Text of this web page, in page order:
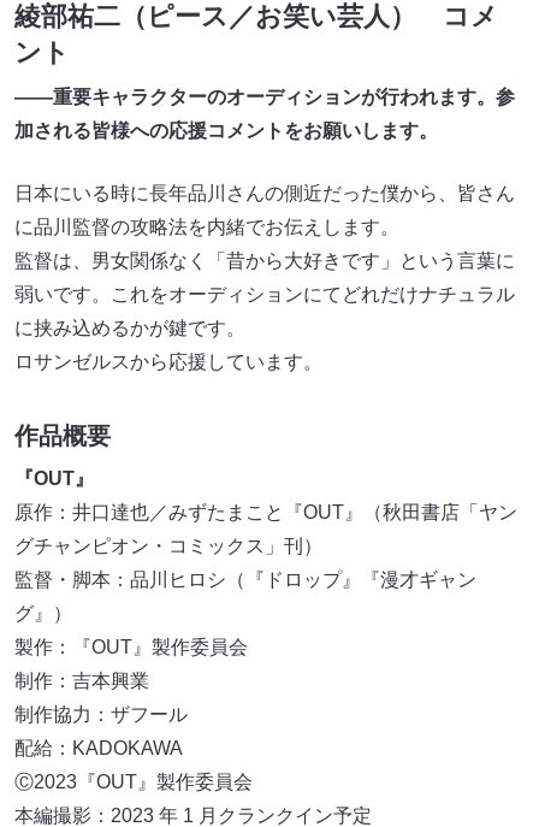
綾部祐二（ピース／お笑い芸人） コメ
ント
――重要キャラクターのオーディションが行われます。参
加される皆様への応援コメントをお願いします。
日本にいる時に長年品川さんの側近だった僕から、皆さん
に品川監督の攻略法を内緒でお伝えします。
監督は、男女関係なく「昔から大好きです」という言葉に
弱いです。これをオーディションにてどれだけナチュラル
に挟み込めるかが鍵です。
ロサンゼルスから応援しています。
作品概要
『OUT』
原作：井口達也／みずたまこと『OUT』（秋田書店「ヤン
グチャンピオン・コミックス」刊）
監督・脚本：品川ヒロシ（『ドロップ』『漫才ギャン
グ』）
製作：『OUT』製作委員会
制作：吉本興業
制作協力：ザフール
配給：KADOKAWA
Ⓒ2023『OUT』製作委員会
本編撮影：2023 年 1 月クランクイン予定